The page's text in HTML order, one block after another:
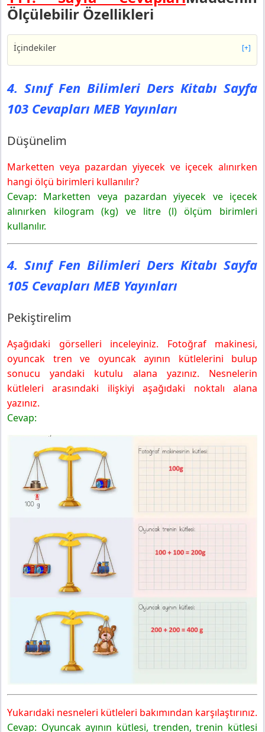
Ölçülebilir Özellikleri
İçindekiler [+]
4. Sınıf Fen Bilimleri Ders Kitabı Sayfa 103 Cevapları
MEB Yayınları
Düşünelim
4. Sınıf Fen Bilimleri Ders Kitabı Sayfa 105 Cevapları
Pekiştirelim
MEB Yayınları
Uygulayalım
Uygulamanı Değerlendir
4. Sınıf Fen Bilimleri Ders Kitabı Sayfa 109 Cevapları
MEB Yayınları
4. Sınıf Fen Bilimleri Ders Kitabı Sayfa 110 Cevapları
MEB Yayınları
Pekiştirelim
4. Sınıf Fen Bilimleri Ders Kitabı Sayfa 111 Cevapları
MEB Yayınları
2. Bölüm Sonu Değerlendirme
4. Sınıf Fen Bilimleri Ders Kitabı Sayfa
103 Cevapları MEB Yayınları
Düşünelim
Marketten veya pazardan yiyecek ve içecek alınırken
hangi ölçü birimleri kullanılır?
Cevap: Marketten veya pazardan yiyecek ve içecek
alınırken kilogram (kg) ve litre (l) ölçüm birimleri
kullanılır.
4. Sınıf Fen Bilimleri Ders Kitabı Sayfa
105 Cevapları MEB Yayınları
Pekiştirelim
Aşağıdaki görselleri inceleyiniz. Fotoğraf makinesi,
oyuncak tren ve oyuncak ayının kütlelerini bulup
sonucu yandaki kutulu alana yazınız. Nesnelerin
kütleleri arasındaki ilişkiyi aşağıdaki noktalı alana
yazınız.
Cevap:
Yukarıdaki nesneleri kütleleri bakımından karşılaştırınız.
Cevap: Oyuncak ayının kütlesi, trenden, trenin kütlesi